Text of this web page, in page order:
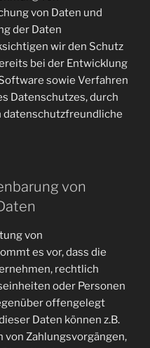
von Daten und
der Daten
wir den Schutz
bei der Entwicklung
sowie Verfahren
Datenschutzes, durch
datenschutzfreundliche
von
von
es vor, dass die
rechtlich
oder Personen
offengelegt
Daten können z.B.
Zahlungsvorgängen,